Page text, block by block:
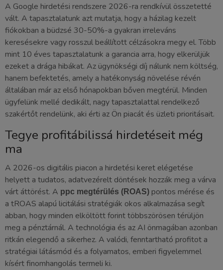
A Google hirdetési rendszere 2026-ra rendkívül összetetté
vált. A tapasztalatunk azt mutatja, hogy a házilag kezelt
fiókokban a büdzsé 30-50%-a gyakran irreleváns
keresésekre vagy rosszul beállított célzásokra megy el. Több
mint 10 éves tapasztalatunk a garancia arra, hogy elkerüljük
ezeket a drága hibákat. Az ügynökségi díj nálunk nem költség,
hanem befektetés, amely a hatékonyság növelése révén
általában már az első hónapokban bőven megtérül. Minden
ügyfelünk mellé dedikált, nagy tapasztalattal rendelkező
szakértőt rendelünk, aki érti az Ön piacát és üzleti prioritásait.
Tegye profitábilissá hirdetéseit még
ma
A 2026-os digitális piacon a hirdetési keret elégetése
helyett a tudatos, adatvezérelt döntések hozzák meg a várva
várt áttörést. A ppc megtérülés (ROAS) pontos mérése és
a tROAS alapú licitálási stratégiák okos alkalmazása segít
abban, hogy minden elköltött forint többszörösen térüljön
meg a pénztárnál. A technológia és az AI önmagában azonban
ritkán elegendő a sikerhez. A valódi, fenntartható profitot a
stratégiai látásmód és a folyamatos, emberi figyelemmel
kísért finomhangolás termeli ki.